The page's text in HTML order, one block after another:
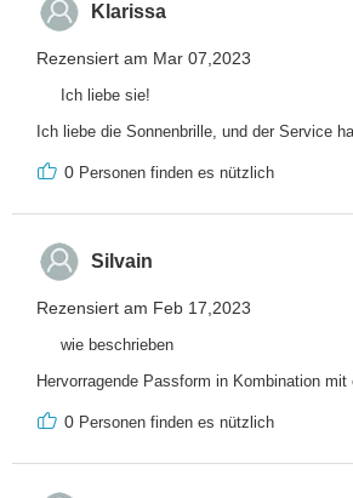
Klarissa
Rezensiert am Mar 07,2023
Ich liebe sie!
Ich liebe die Sonnenbrille, und der Service
0 Personen finden es nützlich
Silvain
Rezensiert am Feb 17,2023
wie beschrieben
Hervorragende Passform in Kombination
0 Personen finden es nützlich